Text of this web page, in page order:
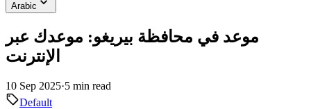
Arabic
موعد في محافظة بيريغو: موعدك عبر
الإنترنت
10 Sep 2025·5 min read
Default